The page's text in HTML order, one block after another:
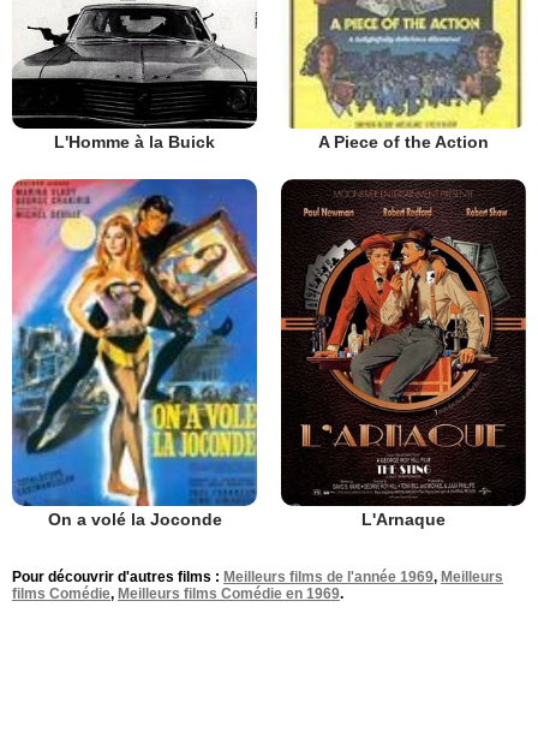
L'Homme à la Buick A Piece of the Action
On a volé la Joconde L'Arnaque
Pour découvrir d'autres films : Meilleurs films de l'année 1969, Meilleurs
films Comédie, Meilleurs films Comédie en 1969.